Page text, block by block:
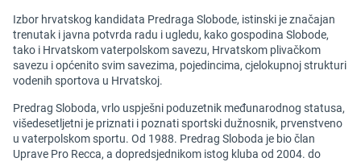
Izbor hrvatskog kandidata Predraga Slobode, istinski je značajan
trenutak i javna potvrda radu i ugledu, kako gospodina Slobode,
tako i Hrvatskom vaterpolskom savezu, Hrvatskom plivačkom
savezu i općenito svim savezima, pojedincima, cjelokupnoj strukturi
vodenih sportova u Hrvatskoj.
Predrag Sloboda, vrlo uspješni poduzetnik međunarodnog statusa,
višedesetljetni je priznati i poznati sportski dužnosnik, prvenstveno
u vaterpolskom sportu. Od 1988. Predrag Sloboda je bio član
Uprave Pro Recca, a dopredsjednikom istog kluba od 2004. do